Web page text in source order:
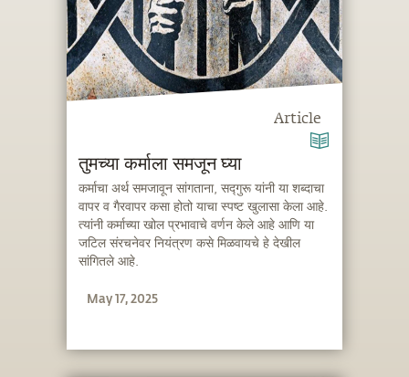
Article
तुमच्या कर्माला समजून घ्या
कर्माचा अर्थ समजावून सांगताना, सद्गुरू यांनी या शब्दाचा
वापर व गैरवापर कसा होतो याचा स्पष्ट खुलासा केला आहे.
त्यांनी कर्माच्या खोल प्रभावाचे वर्णन केले आहे आणि या
जटिल संरचनेवर नियंत्रण कसे मिळवायचे हे देखील
सांगितले आहे.
May 17, 2025